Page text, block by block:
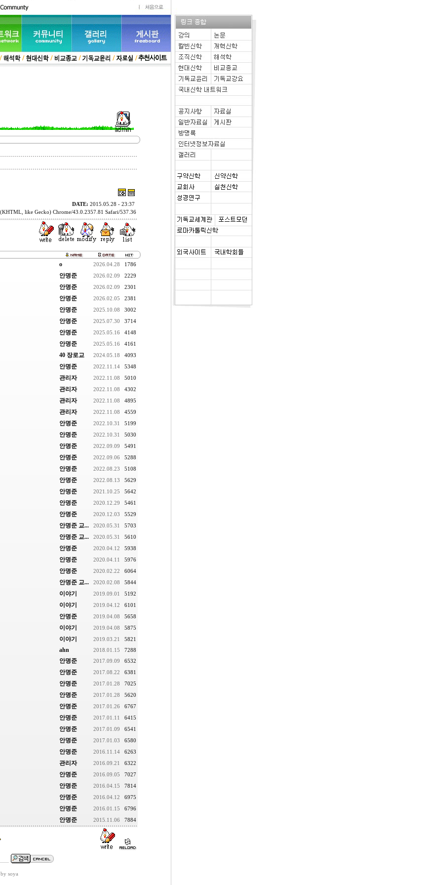
DATE: 2015.05.28 - 23:37
like Gecko) Chrome/43.0.2357.81 Safari/537.36
o 2026.04.28 1786
안명준 2026.02.09 2229
안명준 2026.02.09 2301
안명준 2026.02.05 2381
안명준 2025.10.08 3002
안명준 2025.07.30 3714
안명준 2025.05.16 4148
안명준 2025.05.16 4161
40 장로교 2024.05.18 4093
안명준 2022.11.14 5348
관리자 2022.11.08 5010
관리자 2022.11.08 4302
관리자 2022.11.08 4895
관리자 2022.11.08 4559
안명준 2022.10.31 5199
안명준 2022.10.31 5030
안명준 2022.09.09 5491
안명준 2022.09.06 5288
안명준 2022.08.23 5108
안명준 2022.08.13 5629
안명준 2021.10.25 5642
안명준 2020.12.29 5461
안명준 2020.12.03 5529
안명준 교... 2020.05.31 5703
안명준 교... 2020.05.31 5610
안명준 2020.04.12 5938
안명준 2020.04.11 5976
안명준 2020.02.22 6064
안명준 교... 2020.02.08 5844
이야기 2019.09.01 5192
이야기 2019.04.12 6101
안명준 2019.04.08 5658
이야기 2019.04.08 5875
이야기 2019.03.21
5821
ahn 2018.01.15
7288
안명준 2017.09.09 6532
안명준 2017.08.22 6381
안명준 2017.01.28 7025
안명준 2017.01.28 5620
안명준 2017.01.26 6767
안명준 2017.01.11 6415
안명준 2017.01.09 6541
안명준 2017.01.03 6580
안명준 2016.11.14 6263
관리자 2016.09.21 6322
안명준 2016.09.05 7027
안명준 2016.04.15 7814
안명준 2016.04.12 6975
안명준 2016.01.15 6796
안명준 2015.11.06 7884
soya